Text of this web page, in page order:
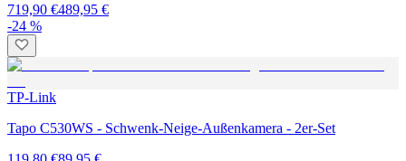
719,90 €489,95 €
-24 %
TP-Link
Tapo C530WS - Schwenk-Neige-Außenkamera - 2er-Set